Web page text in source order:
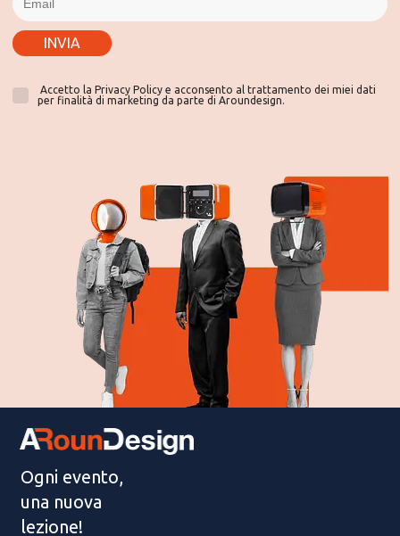
INVIA
Accetto la Privacy Policy e acconsento al trattamento dei miei dati
per finalità di marketing da parte di Aroundesign.
Ogni evento,
una nuova
lezione!